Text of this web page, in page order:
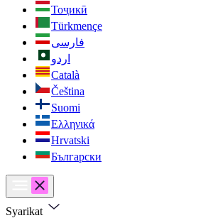
Тоҷикӣ
Türkmençe
فارسی
اردو
Català
Čeština
Suomi
Ελληνικά
Hrvatski
Български
Syarikat